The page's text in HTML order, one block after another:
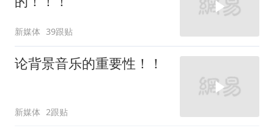
新媒体 39跟贴
论背景音乐的重要性！！
新媒体 2跟贴